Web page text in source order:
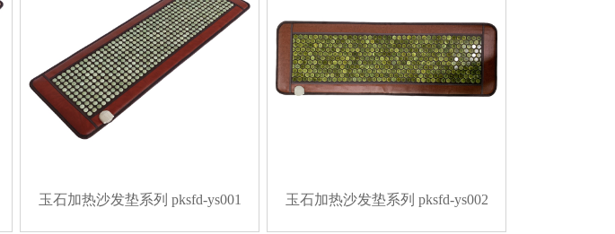
玉石加热沙发垫系列 pksfd-ys001 玉石加热沙发垫系列 pksfd-ys002